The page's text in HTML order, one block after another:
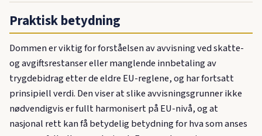
Praktisk betydning
Dommen er viktig for forståelsen av avvisning ved skatte-
og avgiftsrestanser eller manglende innbetaling av
trygdebidrag etter de eldre EU-reglene, og har fortsatt
prinsipiell verdi. Den viser at slike avvisningsgrunner ikke
nødvendigvis er fullt harmonisert på EU-nivå, og at
nasjonal rett kan få betydelig betydning for hva som anses